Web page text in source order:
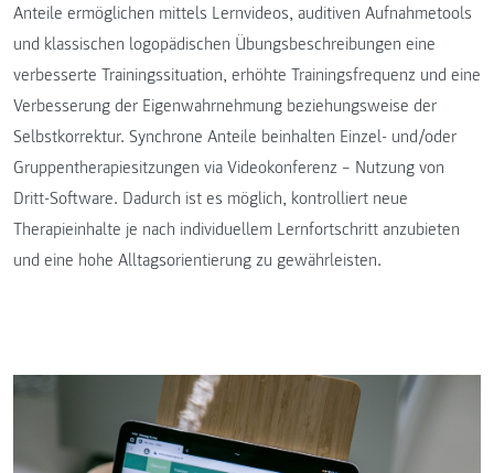
Anteile ermöglichen mittels Lernvideos, auditiven Aufnahmetools
und klassischen logopädischen Übungsbeschreibungen eine
verbesserte Trainingssituation, erhöhte Trainingsfrequenz und eine
Verbesserung der Eigenwahrnehmung beziehungsweise der
Selbstkorrektur. Synchrone Anteile beinhalten Einzel- und/oder
Gruppentherapiesitzungen via Videokonferenz − Nutzung von
Dritt-Software. Dadurch ist es möglich, kontrolliert neue
Therapieinhalte je nach individuellem Lernfortschritt anzubieten
und eine hohe Alltagsorientierung zu gewährleisten.